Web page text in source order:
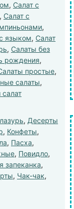
, Салат с
, Салат с
,
языком, Салат
, Салаты без
рождения,
простые,
салаты,
, Десерты
, Конфеты,
, Пасха,
, Повидло,
запеканка,
, Чак-чак,